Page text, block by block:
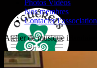
Photos Vidéos
Nos membres
Contacter l’association
Atelier de musique irlandaise